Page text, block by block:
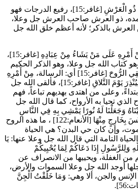
ذُو الْعَرْشِ
[غافر:15]، رفيع الدرجات فهو
ذو العرش صاحب العرش جل وعلا،
بالذكر؛ لأنه أعظم خلق الله جل
أَمْرِهِ عَلَى مَنْ يَشَاءُ مِنْ عِبَادِهِ
[غافر:15]،
وهو كتاب الله جل وعلا، وهو الذكر الحكيم
الرُّوحَ [غافر:15] أي: الرسالة،
مِنْ أَمْرِهِ
يَوْمَ التَّلاقِ
[غافر:15]، فألقى الله جل
وعلى من اهتدى بهديهم تباعاً، فهم
الذي تحيا به الأرواح، كما قال الله جل
وَجَعَلْنَا لَهُ نُورًا يَمْشِي بِهِ فِي النَّاسِ
بِخَارِجٍ مِنْهَا
[الأنعام:122] ، ما هذه الروح
موت، وإن كان حي البدن؟ هي الحياة
التامة التي قال الله جل وعلا عنها:يَا
لِلَّهِ وَلِلرَّسُولِ إِذَا دَعَاكُمْ لِمَا يُحْيِيكُمْ
قلوبكم من الغفلة، ويحييها من الانصراف عن
أوجد الله جل وعلا السموات والأرض،
والجن، ألا وهي: وَمَا خَلَقْتُ الْجِنَّ